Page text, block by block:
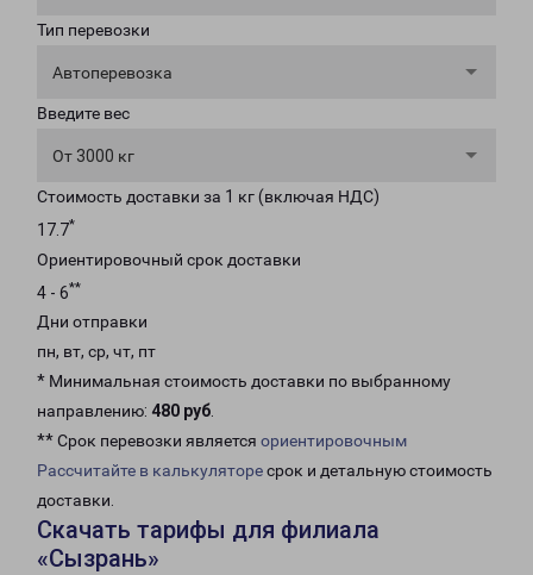
Тип перевозки
Автоперевозка
Введите вес
От 3000 кг
Стоимость доставки за 1 кг (включая НДС)
17.7*
Ориентировочный срок доставки
4 - 6**
Дни отправки
пн, вт, ср, чт, пт
* Минимальная стоимость доставки по выбранному
направлению: 480 руб.
** Срок перевозки является ориентировочным
Рассчитайте в калькуляторесрок и детальную стоимость
доставки.
Скачать тарифы для филиала
«Сызрань»